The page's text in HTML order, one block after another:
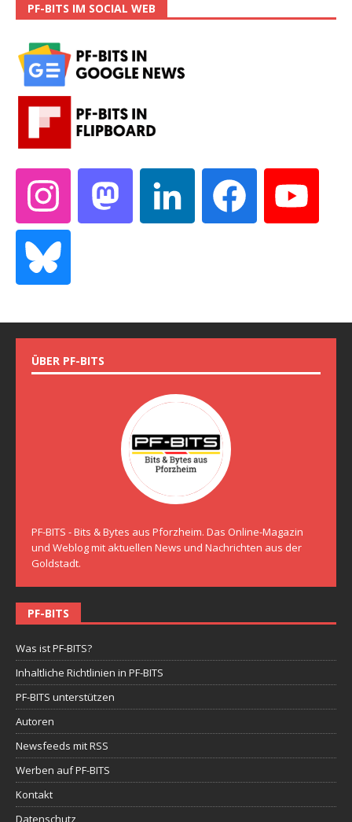
PF-BITS IM SOCIAL WEB
ÜBER PF-BITS
PF-BITS - Bits & Bytes aus Pforzheim. Das Online-Magazin
und Weblog mit aktuellen News und Nachrichten aus der
Goldstadt.
PF-BITS
Was ist PF-BITS?
Inhaltliche Richtlinien in PF-BITS
PF-BITS unterstützen
Autoren
Newsfeeds mit RSS
Werben auf PF-BITS
Kontakt
Datenschutz